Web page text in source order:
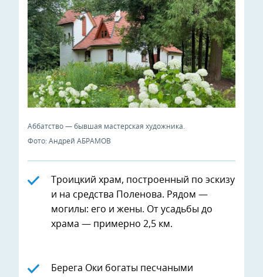
Аббатство — бывшая мастерская художника.
Фото: Андрей АБРАМОВ
Троицкий храм, построенный по эскизу
и на средства Поленова. Рядом —
могилы: его и жены. От усадьбы до
храма — примерно 2,5 км.
Берега Оки богаты песчаными